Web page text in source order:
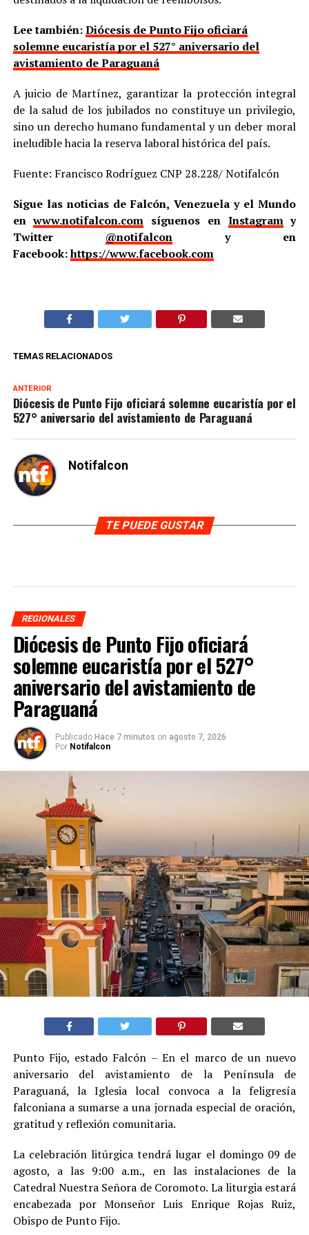
Lee también:Diócesis de Punto Fijo oficiará
solemne eucaristía por el 527° aniversario del
avistamiento de Paraguaná
A juicio de Martínez, garantizar la protección integral
de la salud de los jubilados no constituye un privilegio,
sino un derecho humano fundamental y un deber moral
ineludible hacia la reserva laboral histórica del país.
Fuente: Francisco Rodríguez CNP 28.228/ Notifalcón
Sigue las noticias de Falcón, Venezuela y el Mundo
enwww.notifalcon.com síguenos en Instagramy
Twitter @notifalcony en
Facebook:https://www.facebook.com
TEMAS RELACIONADOS
ANTERIOR
Diócesis de Punto Fijo oficiará solemne eucaristía por el
527° aniversario del avistamiento de Paraguaná
Notifalcon
TE PUEDE GUSTAR
REGIONALES
Diócesis de Punto Fijo oficiará
solemne eucaristía por el 527°
aniversario del avistamiento de
Paraguaná
Publicado Hace 7 minutos on agosto 7, 2026
Por Notifalcon
Punto Fijo, estado Falcón – En el marco de un nuevo
aniversario del avistamiento de la Península de
Paraguaná, la Iglesia local convoca a la feligresía
falconiana a sumarse a una jornada especial de oración,
gratitud y reflexión comunitaria.
La celebración litúrgica tendrá lugar el domingo 09 de
agosto, a las 9:00 a.m., en las instalaciones de la
Catedral Nuestra Señora de Coromoto. La liturgia estará
encabezada por Monseñor Luis Enrique Rojas Ruiz,
Obispo de Punto Fijo.